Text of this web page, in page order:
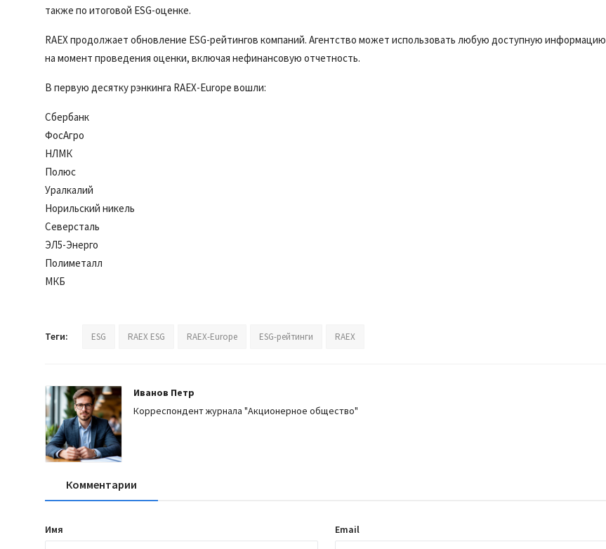
также по итоговой ESG-оценке.
RAEX продолжает обновление ESG-рейтингов компаний. Агентство может использовать любую доступную информацию
на момент проведения оценки, включая нефинансовую отчетность.
В первую десятку рэнкинга RAEX-Europe вошли:
Сбербанк
ФосАгро
НЛМК
Полюс
Уралкалий
Норильский никель
Северсталь
ЭЛ5-Энерго
Полиметалл
МКБ
Теги: ESG RAEX ESG RAEX-Europe ESG-рейтинги RAEX
Иванов Петр
Корреспондент журнала "Акционерное общество"
Комментарии
Имя Email